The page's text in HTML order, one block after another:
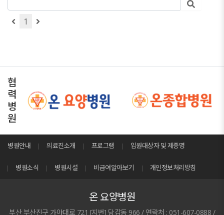
1
협
력
병
원
병원안내 의료진소개 프로그램 입원대상자 및 제증명
병원소식 병원시설 비급여알아보기 개인정보처리방침
온 요양병원
부산 부산진구 가야대로 721 [지번] 당감동 966 / 연락처 : 051-607-0888 /